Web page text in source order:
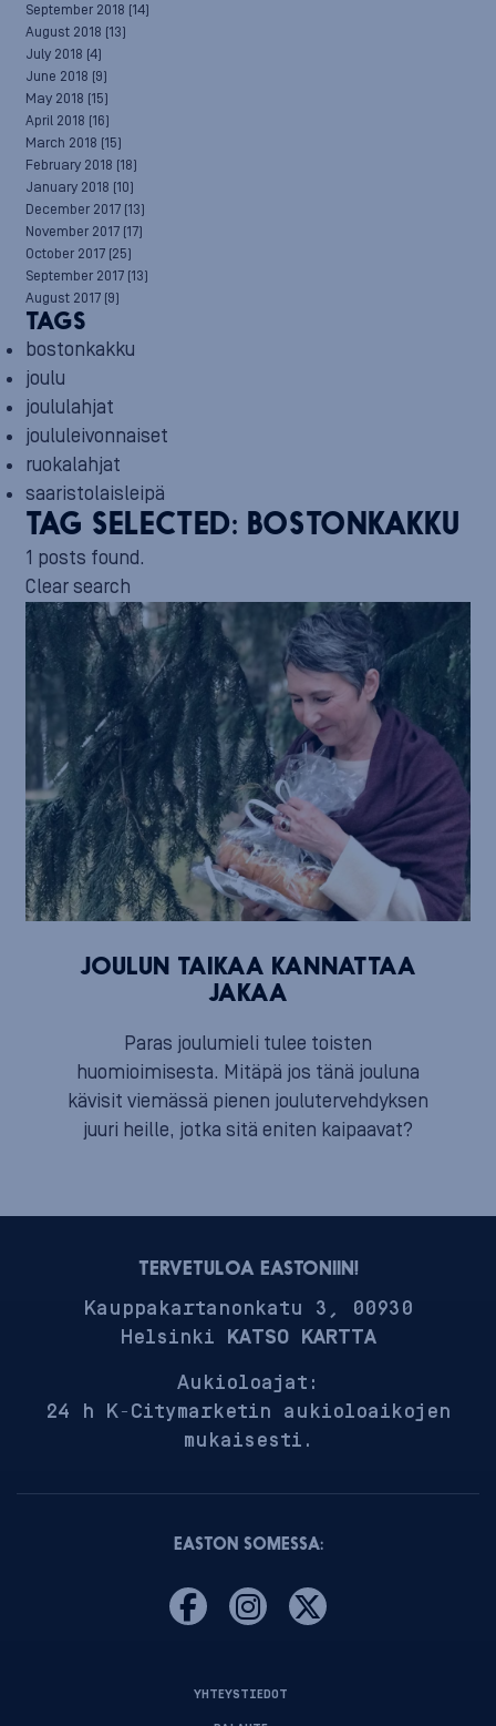
September 2018 (14)
August 2018 (13)
July 2018 (4)
June 2018 (9)
May 2018 (15)
April 2018 (16)
March 2018 (15)
February 2018 (18)
January 2018 (10)
December 2017 (13)
November 2017 (17)
October 2017 (25)
September 2017 (13)
August 2017 (9)
TAGS
bostonkakku
joulu
joululahjat
joululeivonnaiset
ruokalahjat
saaristolaisleipä
TAG SELECTED: BOSTONKAKKU
1 posts found.
Clear search
JOULUN TAIKAA KANNATTAA
JAKAA
Paras joulumieli tulee toisten
huomioimisesta. Mitäpä jos tänä jouluna
kävisit viemässä pienen joulutervehdyksen
juuri heille, jotka sitä eniten kaipaavat?
TERVETULOA EASTONIIN!
Kauppakartanonkatu 3, 00930
Helsinki KATSO KARTTA
Aukioloajat:
24 h K-Citymarketin aukioloaikojen
mukaisesti.
EASTON SOMESSA:
YHTEYSTIEDOT